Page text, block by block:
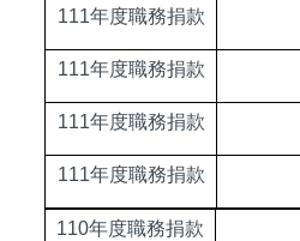
111年度職務捐款
111年度職務捐款
111年度職務捐款
111年度職務捐款
110年度職務捐款